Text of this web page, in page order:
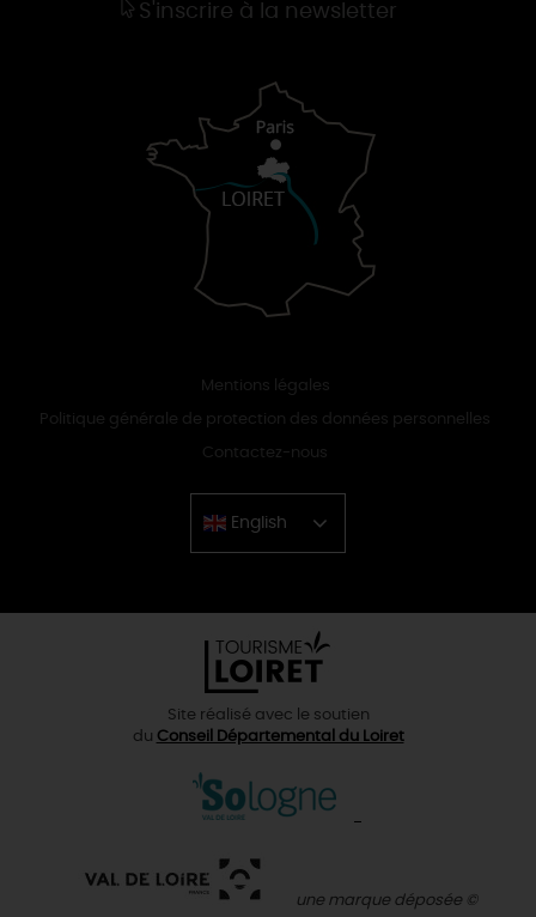
S'inscrire à la newsletter
Mentions légales
Politique générale de protection des données personnelles
Contactez-nous
English
Chinese
Site réalisé avec le soutien
du Conseil Départemental du Loiret
une marque déposée ©